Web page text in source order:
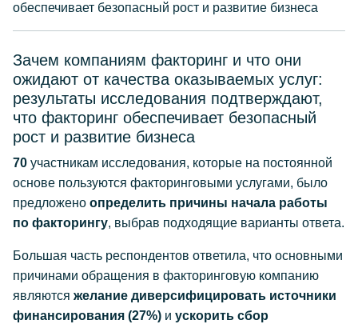
обеспечивает безопасный рост и развитие бизнеса
Зачем компаниям факторинг и что они
ожидают от качества оказываемых услуг:
результаты исследования подтверждают,
что факторинг обеспечивает безопасный
рост и развитие бизнеса
70 участникам исследования, которые на постоянной
основе пользуются факторинговыми услугами, было
предложено определить причины начала работы
по факторингу, выбрав подходящие варианты ответа.
Большая часть респондентов ответила, что основными
причинами обращения в факторинговую компанию
являются желание диверсифицировать источники
финансирования (27%) и ускорить сбор